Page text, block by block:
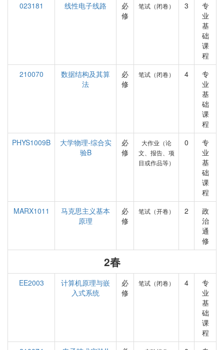
023181
线性电子线路
必
修
笔试（闭卷） 3
专
业
基
础
课
程
210070
数据结构及其算
法
必
修
笔试（闭卷） 4
专
业
基
础
课
程
PHYS1009B
大学物理-综合实
验B
必
修
大作业（论
文、报告、项
目或作品等）
0
专
业
基
础
课
程
MARX1011
马克思主义基本
原理
必
修
笔试（开卷） 2
政
治
通
修
2春
EE2003
计算机原理与嵌
入式系统
必
修
笔试（闭卷） 4
专
业
基
础
课
程